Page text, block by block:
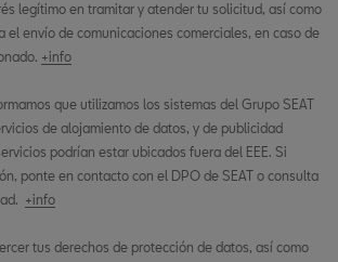
legítimo en tramitar y atender tu solicitud, así como
el envío de comunicaciones comerciales, en caso de
+info
que utilizamos los sistemas del Grupo SEAT
de alojamiento de datos, y de publicidad
podrían estar ubicados fuera del EEE. Si
ponte en contacto con el DPO de SEAT o consulta
+info
tus derechos de protección de datos, así como